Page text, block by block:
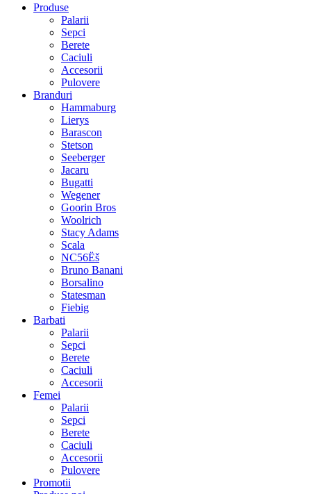
Produse
Palarii
Sepci
Berete
Caciuli
Accesorii
Pulovere
Branduri
Hammaburg
Lierys
Barascon
Stetson
Seeberger
Jacaru
Bugatti
Wegener
Goorin Bros
Woolrich
Stacy Adams
Scala
NC56Ëš
Bruno Banani
Borsalino
Statesman
Fiebig
Barbati
Palarii
Sepci
Berete
Caciuli
Accesorii
Femei
Palarii
Sepci
Berete
Caciuli
Accesorii
Pulovere
Promotii